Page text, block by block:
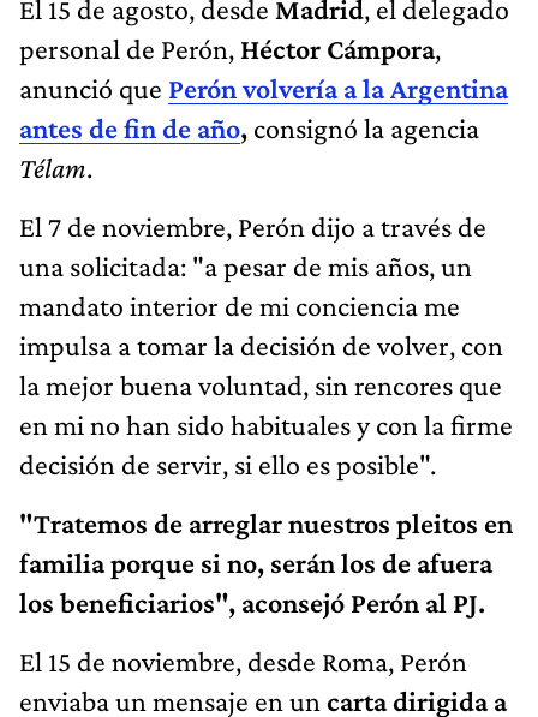
El 15 de agosto, desde Madrid, el delegado
personal de Perón, Héctor Cámpora,
anunció que Perón volvería a la Argentina
antes de fin de año, consignó la agencia
Télam.
El 7 de noviembre, Perón dijo a través de
una solicitada: "a pesar de mis años, un
mandato interior de mi conciencia me
impulsa a tomar la decisión de volver, con
la mejor buena voluntad, sin rencores que
en mi no han sido habituales y con la firme
decisión de servir, si ello es posible".
"Tratemos de arreglar nuestros pleitos en
familia porque si no, serán los de afuera
los beneficiarios", aconsejó Perón al PJ.
El 15 de noviembre, desde Roma, Perón
enviaba un mensaje en un carta dirigida a